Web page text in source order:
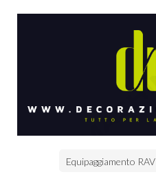
Equipaggiamento RAV